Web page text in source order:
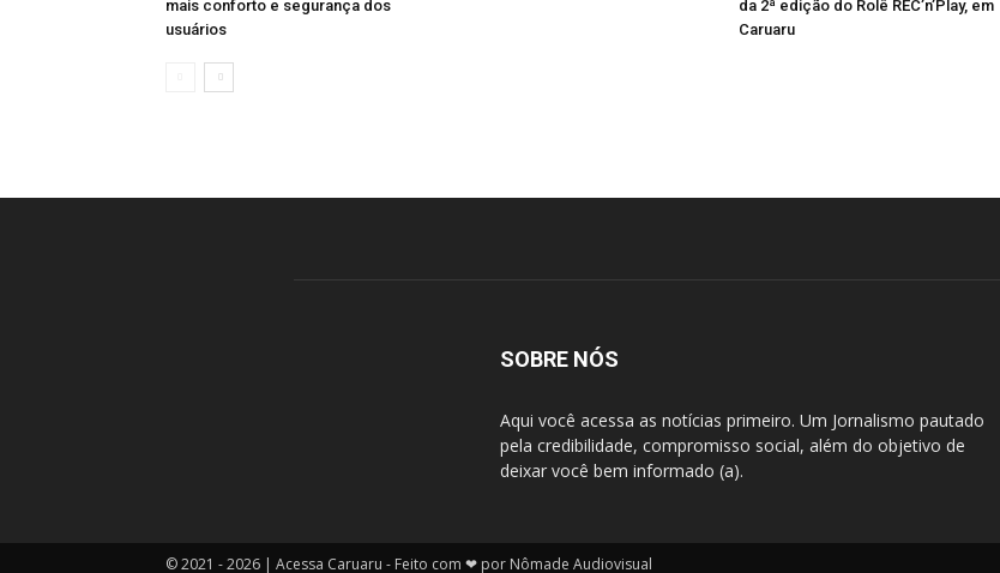
mais conforto e segurança dos
usuários
da 2ª edição do Rolê REC’n’Play, em
Caruaru
SOBRE NÓS
Aqui você acessa as notícias primeiro. Um Jornalismo pautado
pela credibilidade, compromisso social, além do objetivo de
deixar você bem informado (a).
© 2021 - 2026 | Acessa Caruaru - Feito com ❤ por Nômade Audiovisual